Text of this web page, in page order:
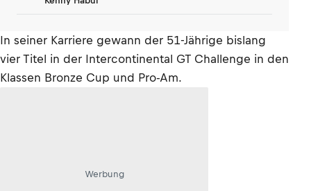
In seiner Karriere gewann der 51-Jährige bislang
vier Titel in der Intercontinental GT Challenge in den
Klassen Bronze Cup und Pro-Am.
Werbung